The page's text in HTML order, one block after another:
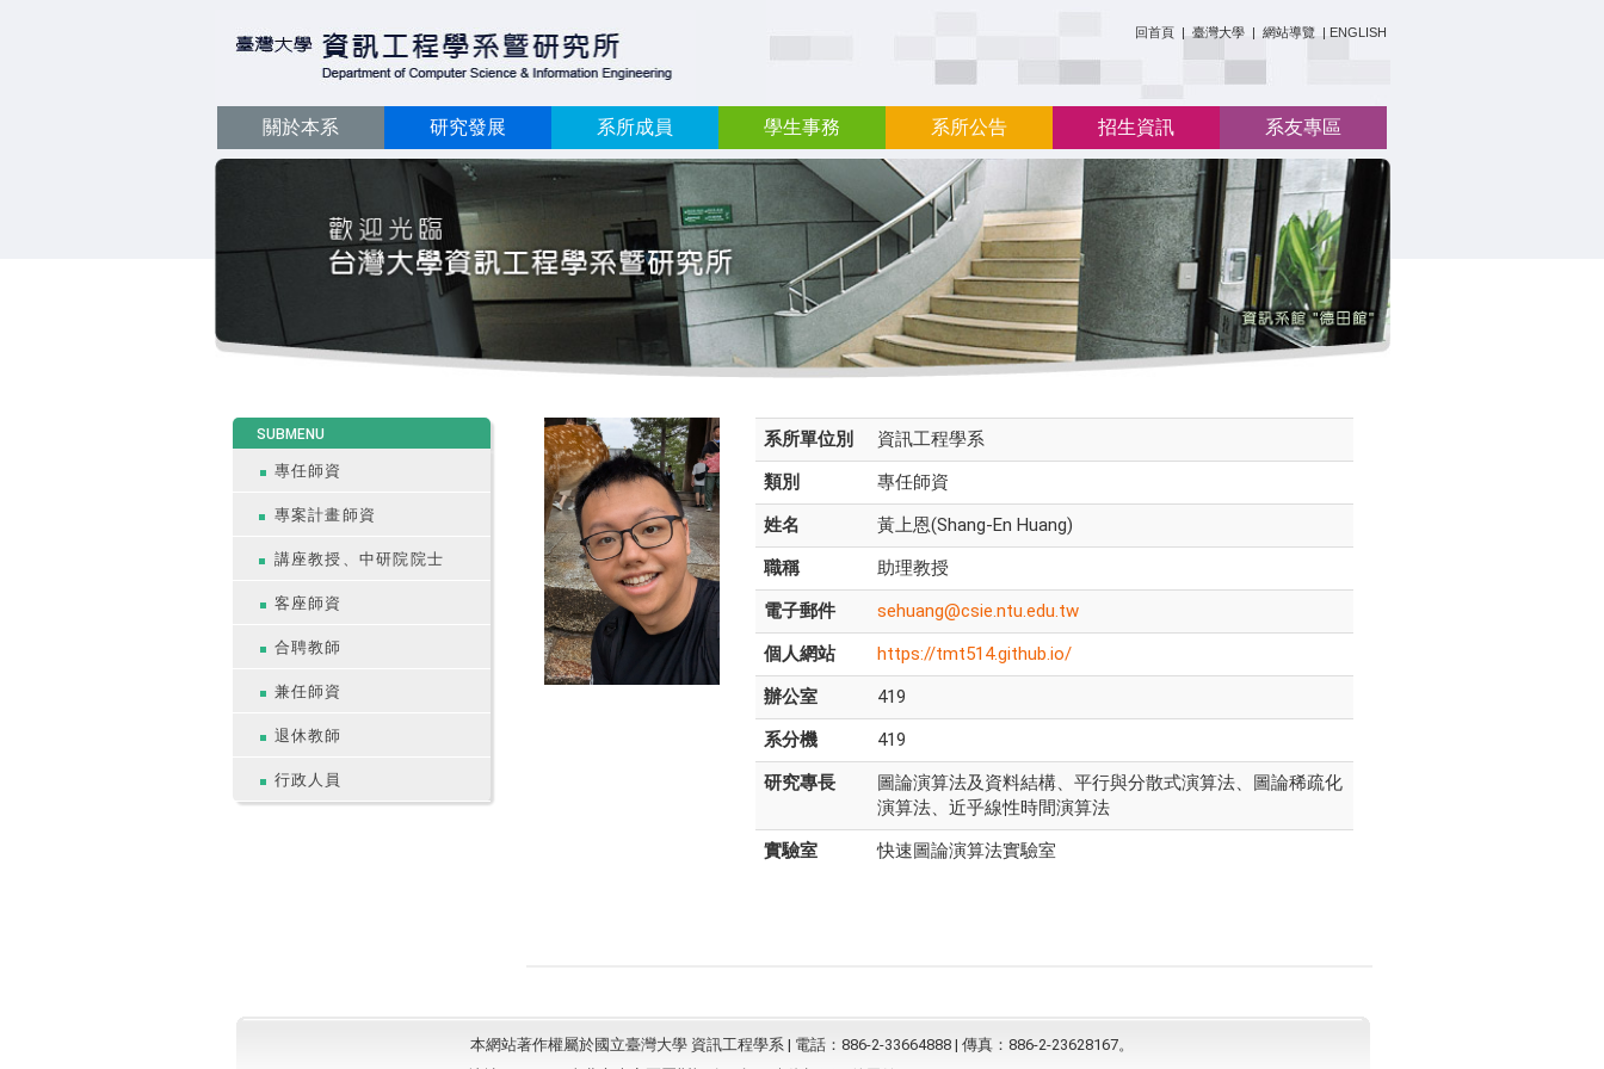
回首頁 | 臺灣大學 | 網站導覽 | ENGLISH
關於本系 研究發展 系所成員 學生事務 系所公告 招生資訊 系友專區
SUBMENU
專任師資
專案計畫師資
講座教授、中研院院士
客座師資
合聘教師
兼任師資
退休教師
行政人員
系所單位別
資訊工程學系
類別
專任師資
姓名
黃上恩(Shang-En Huang)
職稱
助理教授
電子郵件
sehuang@csie.ntu.edu.tw
個人網站
https://tmt514.github.io/
辦公室
419
系分機
419
研究專長
圖論演算法及資料結構、平行與分散式演算法、圖論稀疏化
演算法、近乎線性時間演算法
實驗室
快速圖論演算法實驗室
本網站著作權屬於國立臺灣大學 資訊工程學系 | 電話：886-2-33664888 | 傳真：886-2-23628167。